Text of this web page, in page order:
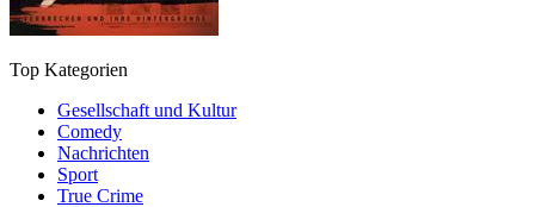
Top Kategorien
Gesellschaft und Kultur
Comedy
Nachrichten
Sport
True Crime